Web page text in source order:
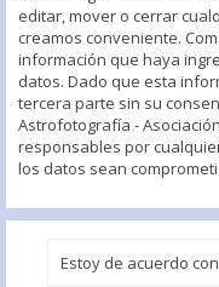
editar, mover o cerrar
creamos conveniente.
información que haya
datos. Dado que esta
tercera parte sin su
Astrofotografía -
responsables por
los datos sean